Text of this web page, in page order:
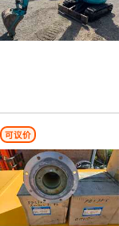
可议价